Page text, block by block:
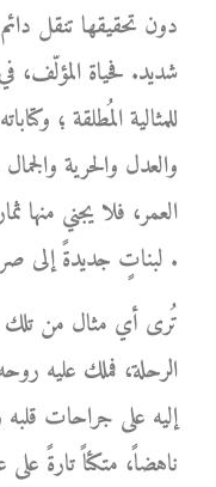
دون تحقيقها تنقل
شديد. فحياة المؤلّف،
للمثالية المُطلقة ؛
والعدل والحرية
العمر، فلا يجني منها
لبناتٍ جديدةً إلى صروحه الخالدة .
تُرى أي مثال من تلك
الرحلة، فملك عليه
إليه على جراحات قلبه
ناهضاً، متكئاً تارةً